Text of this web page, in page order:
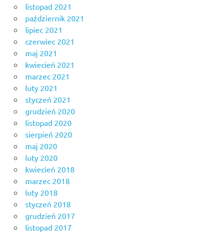
listopad 2021
październik 2021
lipiec 2021
czerwiec 2021
maj 2021
kwiecień 2021
marzec 2021
luty 2021
styczeń 2021
grudzień 2020
listopad 2020
sierpień 2020
maj 2020
luty 2020
kwiecień 2018
marzec 2018
luty 2018
styczeń 2018
grudzień 2017
listopad 2017